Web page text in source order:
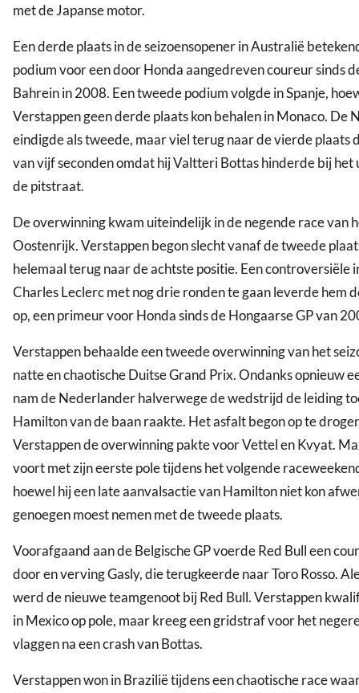
met de Japanse motor.
Een derde plaats in de seizoensopener in Australië
podium voor een door Honda aangedreven coureur sinds
Bahrein in 2008. Een tweede podium volgde in Spanje,
Verstappen geen derde plaats kon behalen in Monaco. De
eindigde als tweede, maar viel terug naar de vierde plaats
van vijf seconden omdat hij Valtteri Bottas hinderde bij het
de pitstraat.
De overwinning kwam uiteindelijk in de negende race van
Oostenrijk. Verstappen begon slecht vanaf de tweede
helemaal terug naar de achtste positie. Een controversiële
Charles Leclerc met nog drie ronden te gaan leverde hem
op, een primeur voor Honda sinds de Hongaarse GP van
Verstappen behaalde een tweede overwinning van het
natte en chaotische Duitse Grand Prix. Ondanks opnieuw
nam de Nederlander halverwege de wedstrijd de leiding
Hamilton van de baan raakte. Het asfalt begon op te
Verstappen de overwinning pakte voor Vettel en Kvyat.
voort met zijn eerste pole tijdens het volgende
hoewel hij een late aanvalsactie van Hamilton niet kon
genoegen moest nemen met de tweede plaats.
Voorafgaand aan de Belgische GP voerde Red Bull een
door en verving Gasly, die terugkeerde naar Toro Rosso.
werd de nieuwe teamgenoot bij Red Bull. Verstappen
in Mexico op pole, maar kreeg een gridstraf voor het
vlaggen na een crash van Bottas.
Verstappen won in Brazilië tijdens een chaotische race